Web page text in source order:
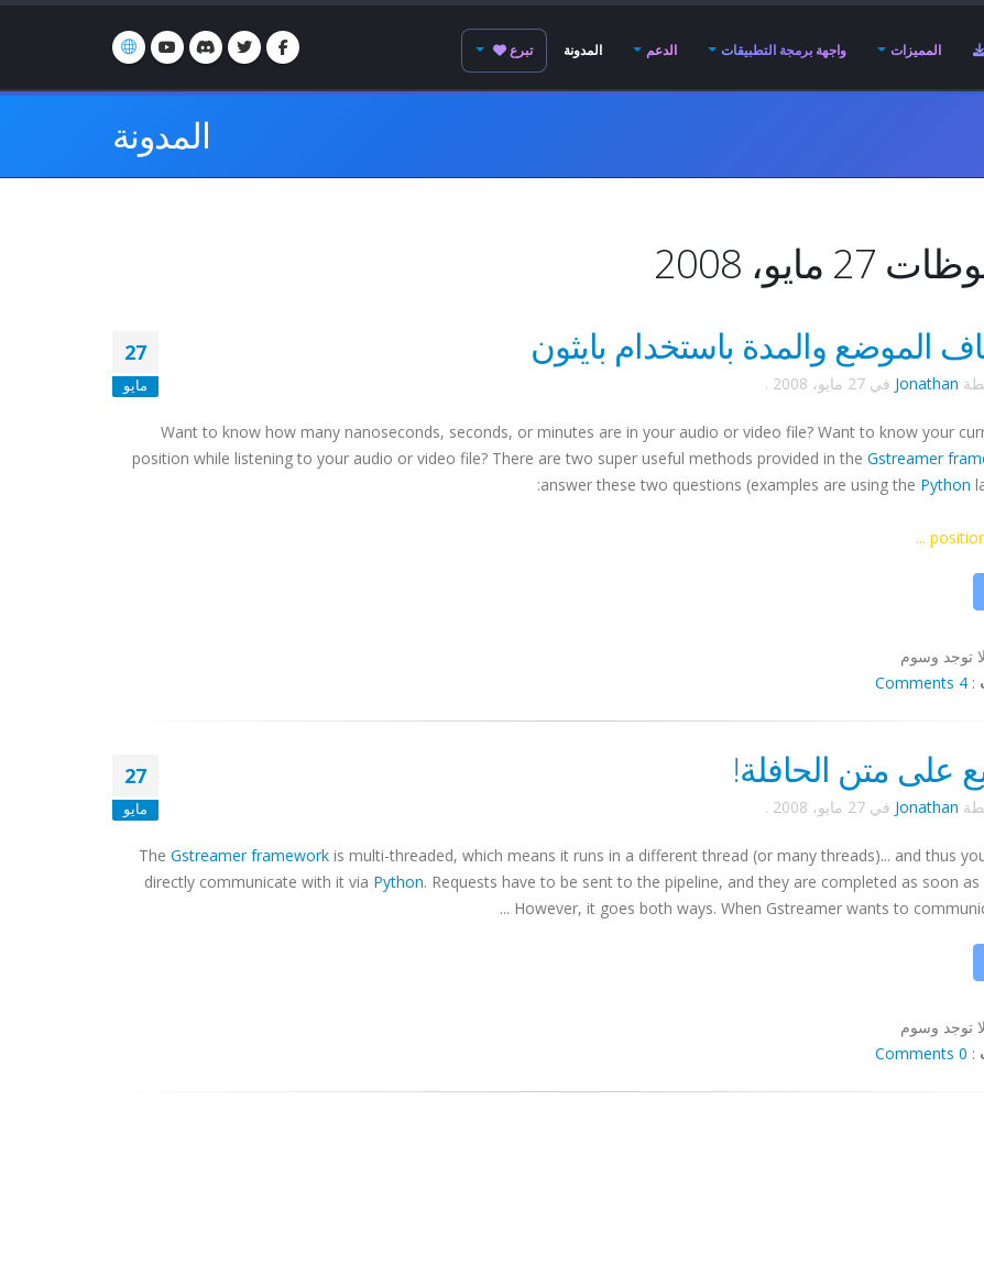
المميزات واجهة برمجة التطبيقات الدعم المدونة تبرع
المدونة
مايو، 2008
27
مايو
الموضع والمدة باستخدام بايثون
Jonathan في27 مايو، 2008 .
Want to know how many nanoseconds, seconds, or minutes are in your audio or video file? Want to know your
position while listening to your audio or video file? There are two super useful methods provided in the Gstreamer
answer these two questions (examples are using the Python
لا توجد وسوم
:
4 Comments
27
مايو
على متن الحافلة!
Jonathan في27 مايو، 2008 .
The Gstreamerframeworkis multi-threaded, which means it runs in a different thread (or many threads)... and thus
directly communicate with it via Python. Requests have to be sent to the pipeline, and they are completed as soon as
However, it goes both ways. When Gstreamerwants to
لا توجد وسوم
:
0 Comments